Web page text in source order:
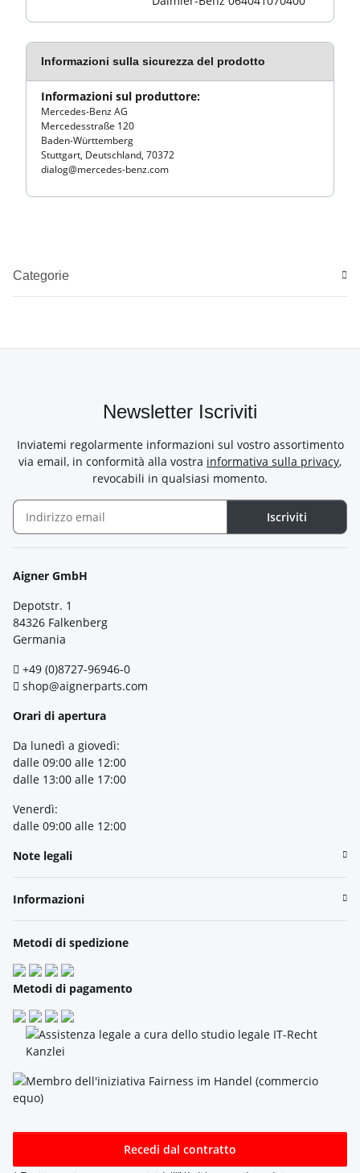
Informazioni sulla sicurezza del prodotto
Informazioni sul produttore:
Mercedes-Benz AG
Mercedesstraße 120
Baden-Württemberg
Stuttgart, Deutschland, 70372
dialog@mercedes-benz.com
Categorie
Newsletter Iscriviti
Inviatemi regolarmente informazioni sul vostro assortimento
via email, in conformità alla vostra informativa sulla privacy,
revocabili in qualsiasi momento.
Iscriviti
Aigner GmbH
Depotstr. 1
84326 Falkenberg
Germania
+49 (0)8727-96946-0
shop@aignerparts.com
Orari di apertura
Da lunedì a giovedì:
dalle 09:00 alle 12:00
dalle 13:00 alle 17:00
Venerdì:
dalle 09:00 alle 12:00
Note legali
Informazioni
Metodi di spedizione
Metodi di pagamento
Recedi dal contratto